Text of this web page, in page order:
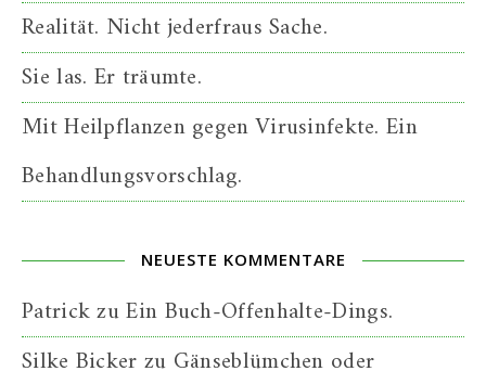
Realität. Nicht jederfraus Sache.
Sie las. Er träumte.
Mit Heilpflanzen gegen Virusinfekte. Ein
Behandlungsvorschlag.
NEUESTE KOMMENTARE
PatrickzuEin Buch-Offenhalte-Dings.
Silke Bickerzu Gänseblümchen oder